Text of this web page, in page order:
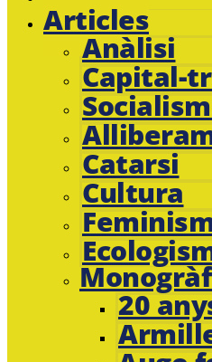
Articles
Anàlisi
Capital-
Catarsi
Cultura
20